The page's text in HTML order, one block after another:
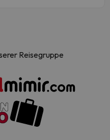
Reisegruppe